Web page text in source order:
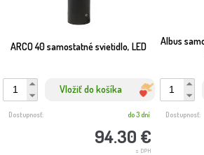
ARCO 40 samostatné svietidlo, LED
Vložiť do košíka
94.30 €
s DPH
Dostupnosť: do 3 dní
Albus
Dostupnosť: